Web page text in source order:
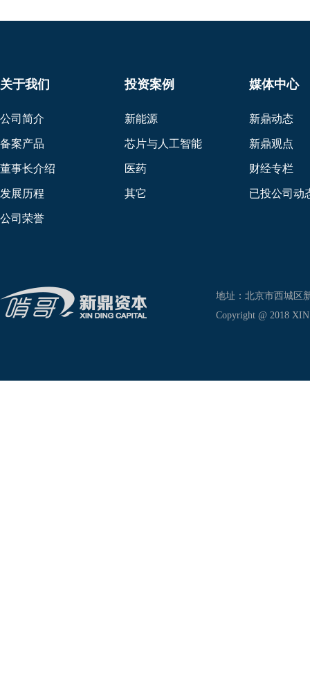
关于我们
公司简介
备案产品
董事长介绍
发展历程
公司荣誉
投资案例
新能源
芯片与人工智能
医药
其它
媒体中心
新鼎动态
新鼎观点
财经专栏
已投公司动
地址：北京市西城区
Copyright @ 2018